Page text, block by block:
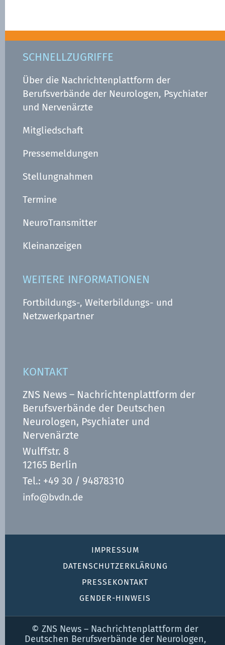
SCHNELLZUGRIFFE
Über die Nachrichtenplattform der
Berufsverbände der Neurologen, Psychiater
und Nervenärzte
Mitgliedschaft
Pressemeldungen
Stellungnahmen
Termine
NeuroTransmitter
Kleinanzeigen
WEITERE INFORMATIONEN
Fortbildungs-, Weiterbildungs- und
Netzwerkpartner
KONTAKT
ZNS News – Nachrichtenplattform der
Berufsverbände der Deutschen
Neurologen, Psychiater und
Nervenärzte
Wulffstr. 8
12165 Berlin
Tel.: +49 30 / 94878310
info@bvdn.de
IMPRESSUM
DATENSCHUTZ­ERKLÄRUNG
PRESSEKONTAKT
GENDER-HINWEIS
© ZNS News – Nachrichtenplattform der
Deutschen Berufsverbände der Neurologen,